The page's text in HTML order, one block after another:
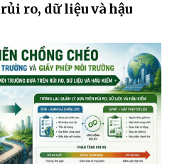
ro, dữ liệu và hậu